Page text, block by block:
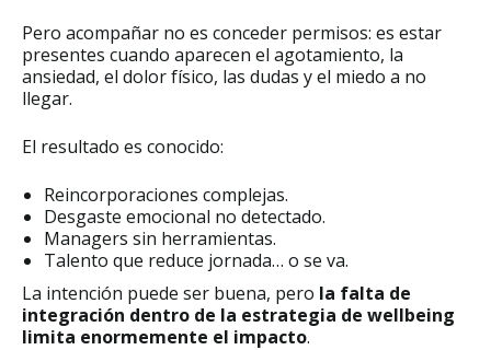
Pero acompañar no es conceder permisos: es estar
presentes cuando aparecen el agotamiento, la
ansiedad, el dolor físico, las dudas y el miedo a no
llegar.
El resultado es conocido:
Reincorporaciones complejas.
Desgaste emocional no detectado.
Managers sin herramientas.
Talento que reduce jornada… o se va.
La intención puede ser buena, pero la falta de
integración dentro de la estrategia de wellbeing
limita enormemente el impacto.